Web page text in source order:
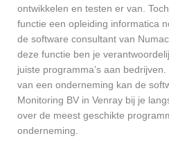
ontwikkelen en testen er van.
functie een opleiding informatica
de software consultant van
deze functie ben je
juiste programma’s aan
van een onderneming kan de
Monitoring BV in Venray bij je
over de meest geschikte
onderneming.